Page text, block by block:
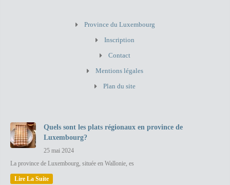
Province du Luxembourg
Inscription
Contact
Mentions légales
Plan du site
Quels sont les plats régionaux en province de
Luxembourg?
25 mai 2024
La province de Luxembourg, située en Wallonie, es
Lire La Suite